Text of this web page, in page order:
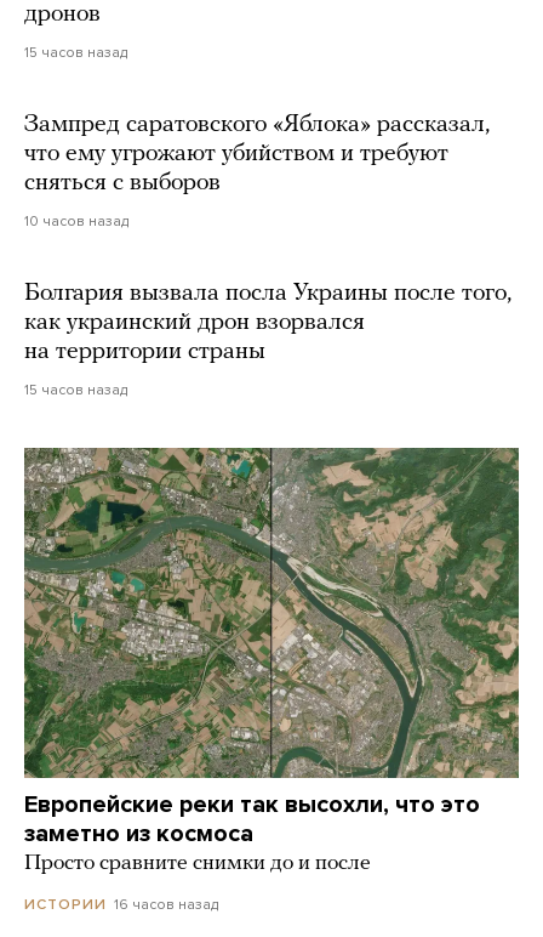
дронов
15 часов назад
Зампред саратовского «Яблока» рассказал,
что ему угрожают убийством и требуют
сняться с выборов
10 часов назад
Болгария вызвала посла Украины после того,
как украинский дрон взорвался
на территории страны
15 часов назад
Европейские реки так высохли, что это
заметно из космоса
Просто сравните снимки до и после
ИСТОРИИ 16 часов назад